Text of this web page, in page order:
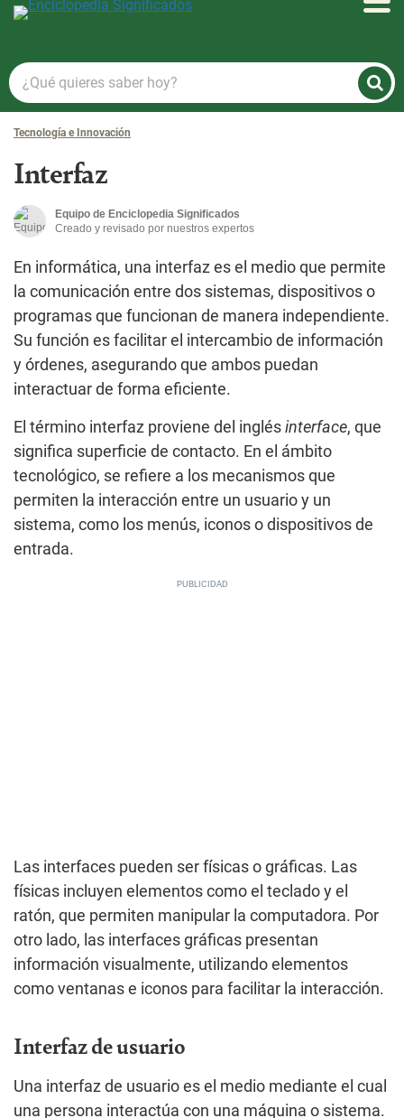
Enciclopedia Significados
¿Qué
quieres
saber
hoy?
Tecnología e Innovación
Interfaz
Equipo de Enciclopedia Significados
Creado y revisado por nuestros expertos
En informática, una interfaz es el medio que permite
la comunicación entre dos sistemas, dispositivos o
programas que funcionan de manera independiente.
Su función es facilitar el intercambio de información
y órdenes, asegurando que ambos puedan
interactuar de forma eficiente.
El término interfaz proviene del inglés interface, que
significa superficie de contacto. En el ámbito
tecnológico, se refiere a los mecanismos que
permiten la interacción entre un usuario y un
sistema, como los menús, iconos o dispositivos de
entrada.
Las interfaces pueden ser físicas o gráficas. Las
físicas incluyen elementos como el teclado y el
ratón, que permiten manipular la computadora. Por
otro lado, las interfaces gráficas presentan
información visualmente, utilizando elementos
como ventanas e iconos para facilitar la interacción.
Interfaz de usuario
Una interfaz de usuario es el medio mediante el cual
una persona interactúa con una máquina o sistema.